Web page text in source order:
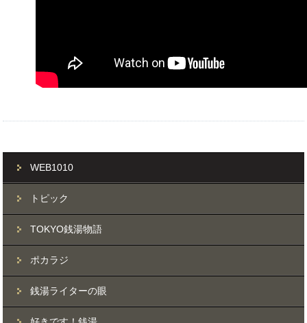
WEB1010
トピック
TOKYO銭湯物語
ポカラジ
銭湯ライターの眼